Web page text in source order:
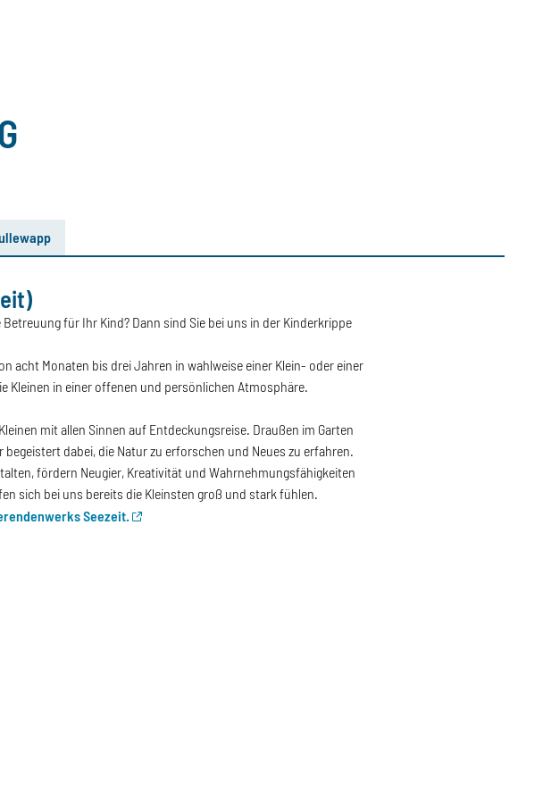
für Ihr Kind? Dann sind Sie bei uns in der Kinderkrippe
acht Monaten bis drei Jahren in wahlweise einer Klein- oder einer
Kleinen in einer offenen und persönlichen Atmosphäre.
mit allen Sinnen auf Entdeckungsreise. Draußen im Garten
dabei, die Natur zu erforschen und Neues zu erfahren.
fördern Neugier, Kreativität und Wahrnehmungsfähigkeiten
sich bei uns bereits die Kleinsten groß und stark fühlen.
Seezeit.